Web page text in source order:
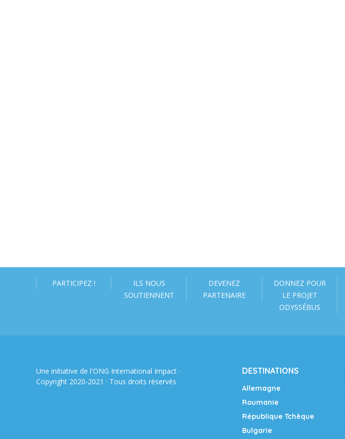
PARTICIPEZ !
ILS NOUS
SOUTIENNENT
DEVENEZ
PARTENAIRE
DONNEZ POUR
LE PROJET
ODYSSÉBUS
Une initiative de l'ONG International Impact ·
Copyright 2020-2021 · Tous droits réservés
DESTINATIONS
Allemagne
Roumanie
République Tchèque
Bulgarie